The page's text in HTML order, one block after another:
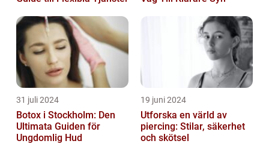
31 juli 2024
Botox i Stockholm: Den
Ultimata Guiden för
Ungdomlig Hud
19 juni 2024
Utforska en värld av
piercing: Stilar, säkerhet
och skötsel